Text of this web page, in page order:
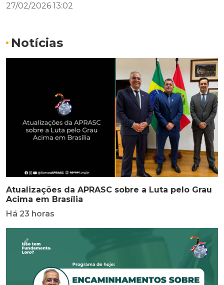
27/02/2026 13:02
Notícias
Atualizações da APRASC sobre a Luta pelo Grau
Acima em Brasília
Há 23 horas